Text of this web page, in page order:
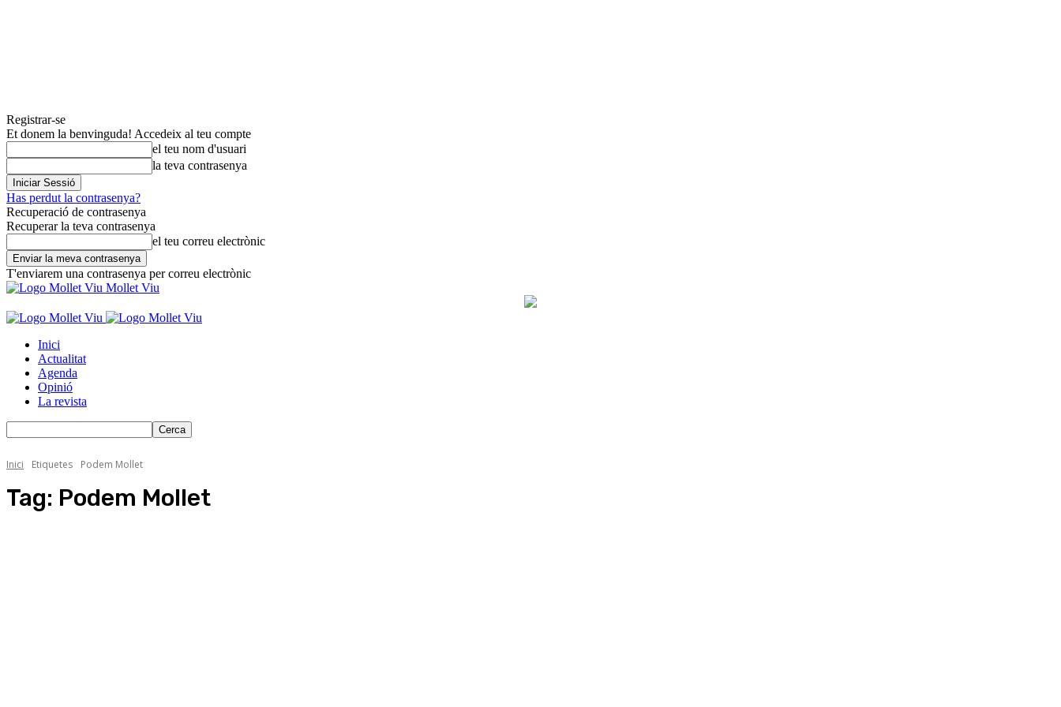
Registrar-se
Et donem la benvinguda! Accedeix al teu compte
el teu nom d'usuari
la teva contrasenya
Has perdut la contrasenya?
Recuperació de contrasenya
Recuperar la teva contrasenya
el teu correu electrònic
T'enviarem una contrasenya per correu electrònic
Mollet Viu
Inici
Actualitat
Agenda
Opinió
La revista
Inici Etiquetes Podem Mollet
Tag: Podem Mollet